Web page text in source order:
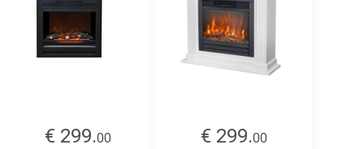
€ 299.00 € 299.00